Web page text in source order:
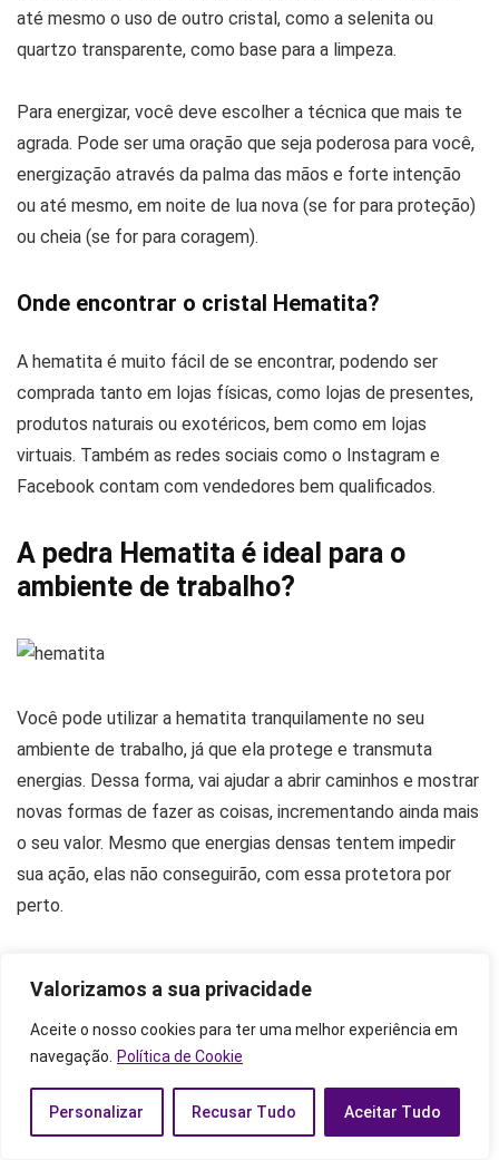
Valorizamos a sua privacidade
Aceite o nosso cookies para ter uma melhor experiência em
navegação.
Política de Cookie
Personalizar Recusar Tudo Aceitar Tudo
até mesmo o uso de outro cristal, como a selenita ou
quartzo transparente, como base para a limpeza.
Para energizar, você deve escolher a técnica que mais te
agrada. Pode ser uma oração que seja poderosa para você,
energização através da palma das mãos e forte intenção
ou até mesmo, em noite de lua nova (se for para proteção)
ou cheia (se for para coragem).
Onde encontrar o cristal Hematita?
A hematita é muito fácil de se encontrar, podendo ser
comprada tanto em lojas físicas, como lojas de presentes,
produtos naturais ou exotéricos, bem como em lojas
virtuais. Também as redes sociais como o Instagram e
Facebook contam com vendedores bem qualificados.
A pedra Hematita é ideal para o
ambiente de trabalho?
Você pode utilizar a hematita tranquilamente no seu
ambiente de trabalho, já que ela protege e transmuta
energias. Dessa forma, vai ajudar a abrir caminhos e mostrar
novas formas de fazer as coisas, incrementando ainda mais
o seu valor. Mesmo que energias densas tentem impedir
sua ação, elas não conseguirão, com essa protetora por
perto.
que é a estimulação do cérebro, fazendo com que sua
mente responda mais facilmente às inúmeras demandas do
dia a dia. A coragem para correr atrás dos seus sonhos e
objetivos talvez seja a sua maior vantagem, pois mesmo no
ambiente de trabalho, é preciso reconhecer o que faz bem